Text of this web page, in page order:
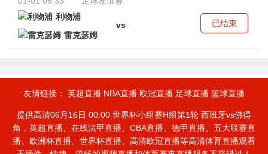
利物浦
vs
雷克瑟姆
已结束
友情链接： 英超直播 NBA直播 欧冠直播 足球直播 篮球直播
提供高清06月16日 00:00 世界杯小组赛H组第1轮 西班牙vs佛得
角，英超直播、在线法甲直播、CBA直播、德甲直播、五大联赛直
播、欧洲杯直播、世界杯直播、高清欧冠直播等高清体育直播观看